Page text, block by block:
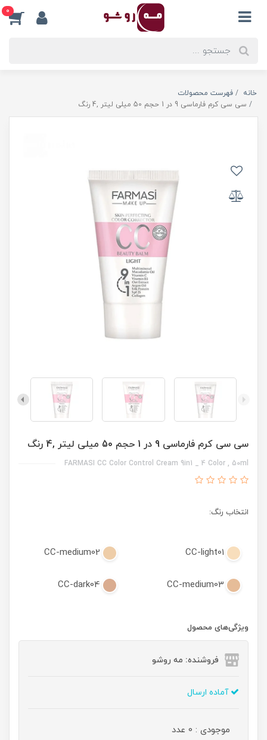
0
خانه
فهرست محصولات
سی سی کرم فارماسی 9 در 1 حجم 50 میلی لیتر ,4 رنگ
سی سی کرم فارماسی 9 در 1 حجم 50 میلی لیتر ,4 رنگ
FARMASI CC Color Control Cream 9in1 _ 4 Color , 50ml
انتخاب رنگ:
CC-light01
CC-medium02
CC-medium03
CC-dark04
ویژگی‌های محصول
فروشنده: مه رو‌شو
آماده ارسال
موجودی : 0 عدد